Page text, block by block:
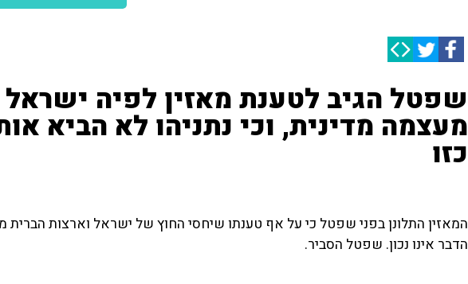
שפטל הגיב לטענת מאזין לפיה ישראל
מעצמה מדינית, וכי נתניהו לא הביא
כזו
המאזין התלונן בפני שפטל כי על אף טענתו שיחסי החוץ של ישראל וארצות הברית
הדבר אינו נכון. שפטל הסביר.